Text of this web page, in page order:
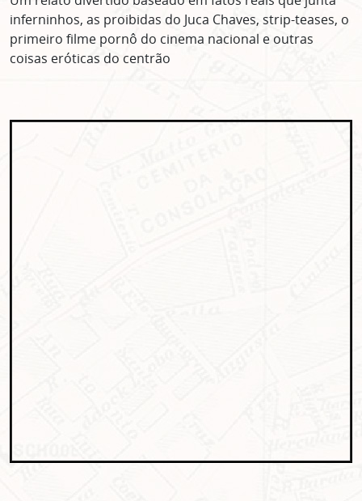
inferninhos, as proibidas do Juca Chaves, strip-teases, o
primeiro filme pornô do cinema nacional e outras
coisas eróticas do centrão
NOSSA NEWSLETTER!
Clique no botão abaixo para receber notícias sobre o
centro de São Paulo no seu email.